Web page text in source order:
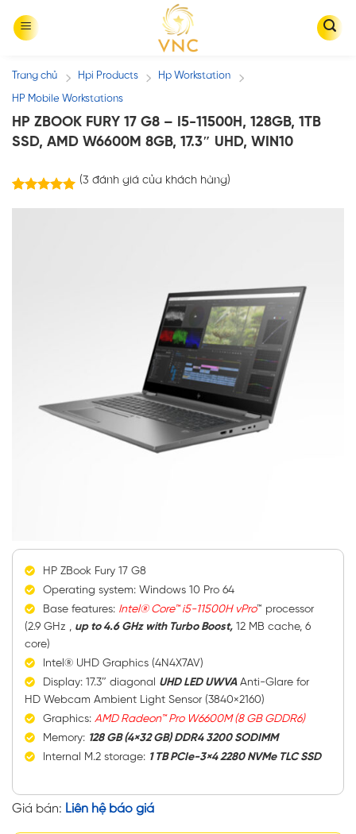
Trang chủ / Hpi Products / Hp Workstation /
HP Mobile Workstations
HP ZBOOK FURY 17 G8 – I5-11500H, 128GB, 1TB
SSD, AMD W6600M 8GB, 17.3″ UHD, WIN10
(3 đánh giá của khách hàng)
HP ZBook Fury 17 G8
Operating system: Windows 10 Pro 64
Base features: Intel® Core™ i5-11500H vPro™ processor
(2.9 GHz , up to 4.6 GHz with Turbo Boost,12 MB cache, 6
core)
Intel® UHD Graphics (4N4X7AV)
Display: 17.3″ diagonal UHD LED UWVAAnti-Glare for
HD Webcam Ambient Light Sensor (3840×2160)
Graphics: AMD Radeon™ Pro W6600M (8 GB GDDR6)
Memory: 128 GB (4×32 GB) DDR4 3200 SODIMM
Internal M.2 storage: 1 TB PCIe-3×4 2280 NVMe TLC SSD
Giá bán: Liên hệ báo giá